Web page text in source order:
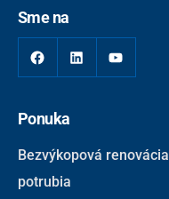
Sme na
Ponuka
Bezvýkopová renovácia
potrubia